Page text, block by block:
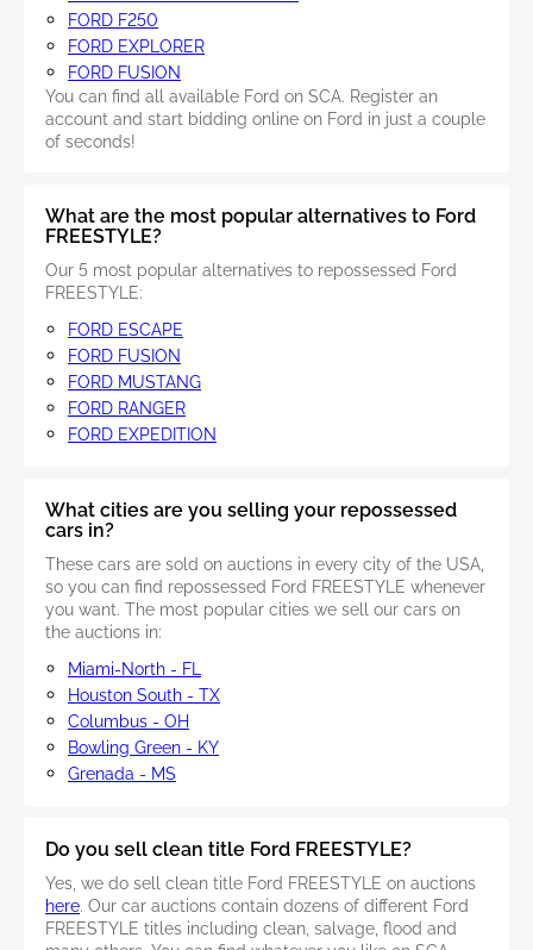
FORD F250
FORD EXPLORER
FORD FUSION
You can find all available Ford on SCA. Register an
account and start bidding online on Ford in just a couple
of seconds!
What are the most popular alternatives to Ford
FREESTYLE?
Our 5 most popular alternatives to repossessed Ford
FREESTYLE:
FORD ESCAPE
FORD FUSION
FORD MUSTANG
FORD RANGER
FORD EXPEDITION
What cities are you selling your repossessed
cars in?
These cars are sold on auctions in every city of the USA,
so you can find repossessed Ford FREESTYLE whenever
you want. The most popular cities we sell our cars on
the auctions in:
Miami-North - FL
Houston South - TX
Columbus - OH
Bowling Green - KY
Grenada - MS
Do you sell clean title Ford FREESTYLE?
Yes, we do sell clean title Ford FREESTYLE on auctions
here. Our car auctions contain dozens of different Ford
FREESTYLE titles including clean, salvage, flood and